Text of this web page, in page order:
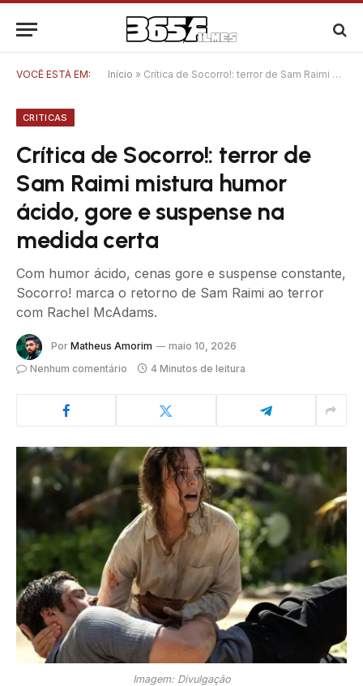
VOCÊ ESTÁ EM: Início » Crítica de Socorro!: terror de Sam Raimi mistura humor ácido, gore e suspense na medida certa
CRITICAS
Crítica de Socorro!: terror de
Sam Raimi mistura humor
ácido, gore e suspense na
medida certa
Com humor ácido, cenas gore e suspense constante,
Socorro! marca o retorno de Sam Raimi ao terror
com Rachel McAdams.
Por Matheus Amorim
maio 10, 2026
Nenhum comentário
4 Minutos de leitura
Imagem: Divulgação